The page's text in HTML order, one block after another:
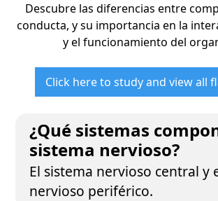
Descubre las diferencias entre
conducta, y su importancia en la
y el funcionamiento del
Click here to study and view all
¿Qué sistemas
sistema nervioso?
El sistema nervioso central y
nervioso periférico.